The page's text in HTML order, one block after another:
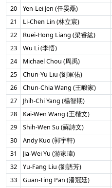
20
Yen-Lei Jen (任晏磊)
21
Li-Chen Lin (林立宸)
22
Ruei-Hong Liang (梁睿紘)
23
Wu Li (李悟)
24
Michael Chou (周禹)
25
Chun-Yu Liu (劉軍佑)
26
Chun-Chia Wang (王畯家)
27
Jhih-Chi Yang (楊智期)
28
Kai-Wen Wang (王楷文)
29
Shih-Wen Su (蘇詩文)
30
Andy Kuo (郭宇軒)
31
Jia-Wei Yu (游家瑋)
32
Yu-Fang Liu (劉語芳)
33
Guan-Ting Pan (潘冠廷)